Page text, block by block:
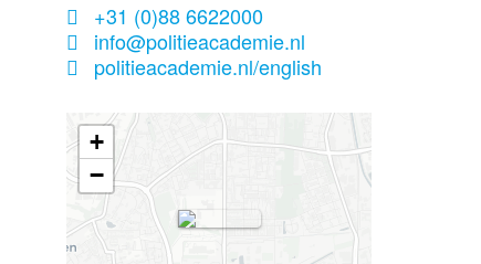
+31 (0)88 6622000
info@politieacademie.nl
politieacademie.nl/english
+
−